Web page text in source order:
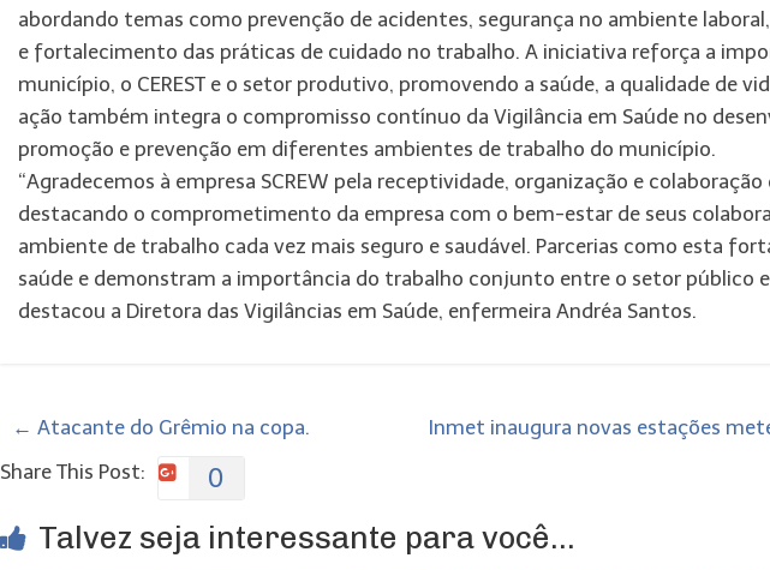
abordando temas como prevenção de acidentes, segurança no ambiente
e fortalecimento das práticas de cuidado no trabalho. A iniciativa reforça a
município, o CEREST e o setor produtivo, promovendo a saúde, a qualidade de
ação também integra o compromisso contínuo da Vigilância em Saúde no
promoção e prevenção em diferentes ambientes de trabalho do município.
“Agradecemos à empresa SCREW pela receptividade, organização e
destacando o comprometimento da empresa com o bem-estar de seus
ambiente de trabalho cada vez mais seguro e saudável. Parcerias como esta
saúde e demonstram a importância do trabalho conjunto entre o setor público e
destacou a Diretora das Vigilâncias em Saúde, enfermeira Andréa Santos.
← Atacante do Grêmio na copa. Inmet inaugura novas estações
Share This Post:
0
Talvez seja interessante para você...